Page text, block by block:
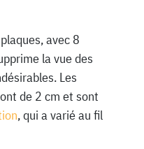
avec 8
la vue des
Les
de 2 cm et sont
, qui a varié au fil